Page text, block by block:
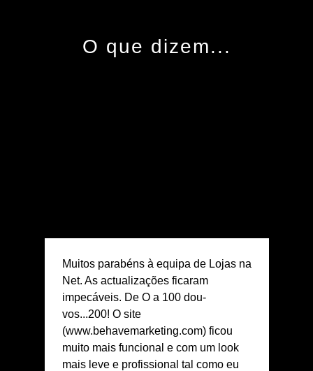
O que dizem...
Muitos parabéns à equipa de Lojas na
Net. As actualizações ficaram
impecáveis. De O a 100 dou-
vos...200! O site
(www.behavemarketing.com) ficou
muito mais funcional e com um look
mais leve e profissional tal como eu